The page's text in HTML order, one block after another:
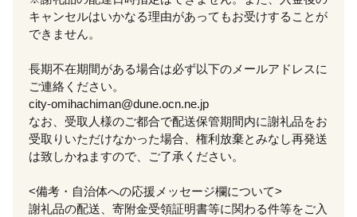
キャンセルはいかなる理由があってもお受けすることが
できません。
長期不在期間がある場合は必ず以下のメールアドレスに
ご連絡ください。
city-omihachiman@dune.ocn.ne.jp
なお、受取人様のご都合で配送保管期間内に謝礼品をお
受取りいただけなかった場合、権利放棄とみなし再発送
は致しかねますので、ご了承ください。
<備考・自治体への応援メッセージ欄について>
謝礼品の配送、寄附金受領証明書等に関わる件等をご入